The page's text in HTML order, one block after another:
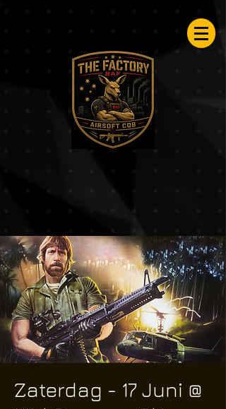
Zaterdag - 17 Juni @